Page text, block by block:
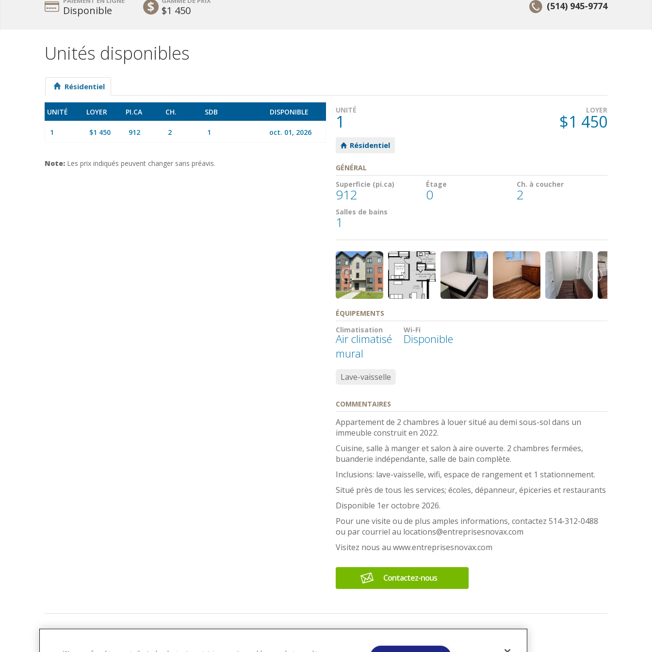
Disponible $1 450 (514) 945-9774
Unités disponibles
Résidentiel
UNITÉ LOYER PI.CA CH. SDB DISPONIBLE
1 $1 450 912 2 1 oct. 01, 2026
Note: Les prix indiqués peuvent changer sans préavis.
UNITÉ
1
LOYER
$1 450
Résidentiel
GÉNÉRAL
Superficie (pi.ca)
912
Étage
0
Ch. à coucher
2
Salles de bains
1
ÉQUIPEMENTS
Climatisation
Air climatisé
mural
Wi-Fi
Disponible
Lave-vaisselle
COMMENTAIRES
Appartement de 2 chambres à louer situé au demi sous-sol dans un
immeuble construit en 2022.
Cuisine, salle à manger et salon à aire ouverte. 2 chambres fermées,
buanderie indépendante, salle de bain complète.
Inclusions: lave-vaisselle, wifi, espace de rangement et 1 stationnement.
Situé près de tous les services; écoles, dépanneur, épiceries et restaurants
Disponible 1er octobre 2026.
Pour une visite ou de plus amples informations, contactez 514-312-0488
ou par courriel au locations@entreprisesnovax.com
Visitez nous au www.entreprisesnovax.com
Contactez-nous